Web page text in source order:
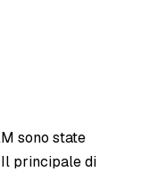
sono state
principale di